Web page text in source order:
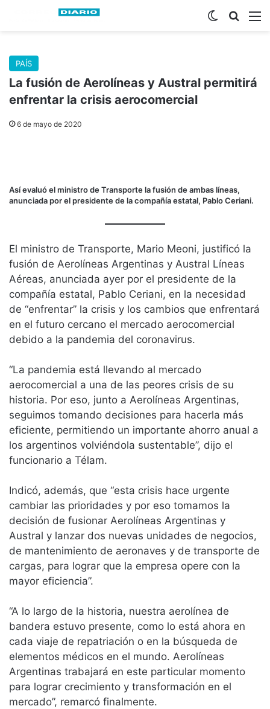
Buscar
Switch skin
PAÍS
La fusión de Aerolíneas y Austral permitirá
enfrentar la crisis aerocomercial
6 de mayo de 2020
Así evaluó el ministro de Transporte la fusión de ambas líneas,
anunciada por el presidente de la compañía estatal, Pablo Ceriani.
El ministro de Transporte, Mario Meoni, justificó la
fusión de Aerolíneas Argentinas y Austral Líneas
Aéreas, anunciada ayer por el presidente de la
compañía estatal, Pablo Ceriani, en la necesidad
de “enfrentar” la crisis y los cambios que enfrentará
en el futuro cercano el mercado aerocomercial
debido a la pandemia del coronavirus.
“La pandemia está llevando al mercado
aerocomercial a una de las peores crisis de su
historia. Por eso, junto a Aerolíneas Argentinas,
seguimos tomando decisiones para hacerla más
eficiente, permitiendo un importante ahorro anual a
los argentinos volviéndola sustentable”, dijo el
funcionario a Télam.
Indicó, además, que “esta crisis hace urgente
cambiar las prioridades y por eso tomamos la
decisión de fusionar Aerolíneas Argentinas y
Austral y lanzar dos nuevas unidades de negocios,
de mantenimiento de aeronaves y de transporte de
cargas, para lograr que la empresa opere con la
mayor eficiencia”.
“A lo largo de la historia, nuestra aerolínea de
bandera estuvo presente, como lo está ahora en
cada viaje de repatriación o en la búsqueda de
elementos médicos en el mundo. Aerolíneas
Argentinas trabajará en este particular momento
para lograr crecimiento y transformación en el
mercado”, remarcó finalmente.